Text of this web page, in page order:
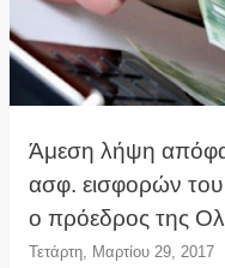
Άμεση λήψη
ασφ. εισφορών
ο πρόεδρος της
Τετάρτη, Μαρτίου 29, 2017